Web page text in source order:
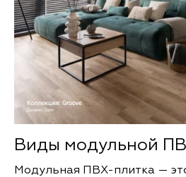
Виды модульной
Модульная ПВХ-плитка —